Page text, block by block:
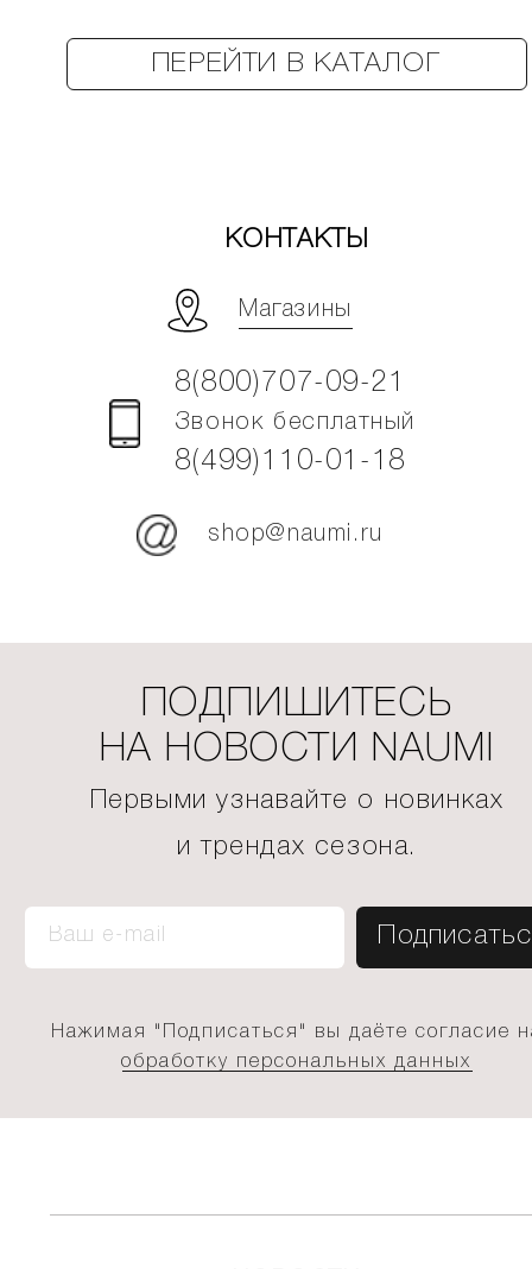
ПЕРЕЙТИ В КАТАЛОГ
КОНТАКТЫ
Магазины
8(800)707-09-21
Звонок бесплатный
8(499)110-01-18
shop@naumi.ru
ПОДПИШИТЕСЬ
НА НОВОСТИ NAUMI
Первыми узнавайте о новинках
и трендах сезона.
Нажимая "Подписаться" вы даёте согласие
обработку персональных данных